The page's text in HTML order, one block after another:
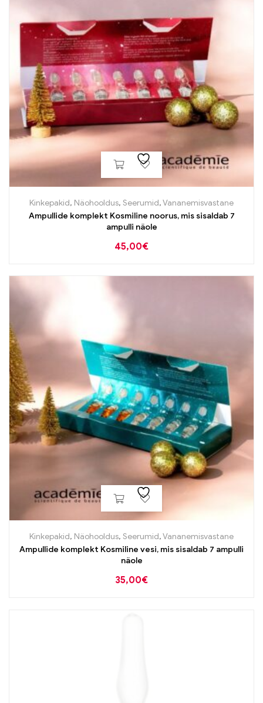
Kinkepakid, Näohooldus, Seerumid,Vananemisvastane
Ampullide komplekt Kosmiline noorus, mis sisaldab 7
ampulli näole
45,00€
Kinkepakid, Näohooldus, Seerumid,Vananemisvastane
Ampullide komplekt Kosmiline vesi, mis sisaldab 7 ampulli
näole
35,00€